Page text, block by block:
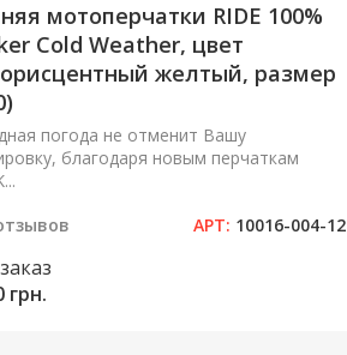
мотоперчатки RIDE 100%
Cold Weather, цвет
желтый, размер
погода не отменит Вашу
благодаря новым перчаткам
АРТ: 10016-004-12
грн.